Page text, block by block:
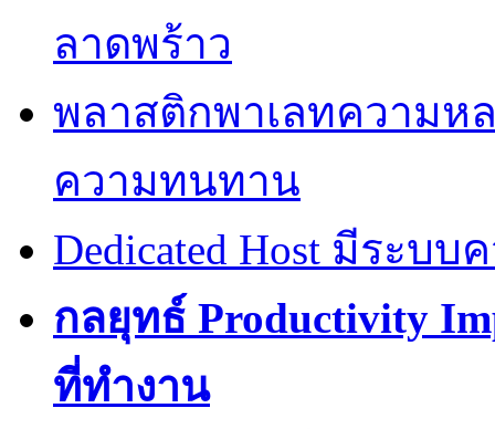
ลาดพร้าว
พลาสติกพาเลทความห
ความทนทาน
Dedicated Host มีระบ
กลยุทธ์ Productivity
ที่ทำงาน